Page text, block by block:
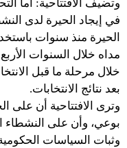
وتضيف الافتتاحية: أما
في إيجاد الحيرة لدى
الحيرة منذ سنوات
مداه خلال السنوات
خلال مرحلة ما قبل
بعد نتائج الانتخابات.
وترى الافتتاحية أن على
بوعي، وأن على النشطاء
وثبات السياسات